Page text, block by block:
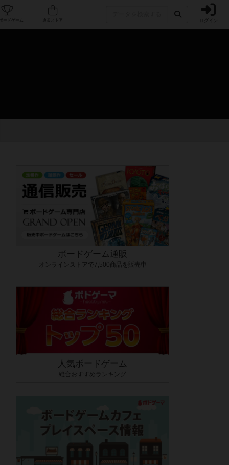
人気ボードゲーム ログイン
ボードゲーム通販
オンラインストアで7,500商品を販売中
人気ボードゲーム
総合おすすめランキング